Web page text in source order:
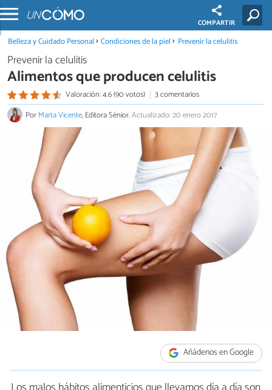
COMPARTIR
Belleza y Cuidado Personal Condiciones de la piel Prevenir la celulitis
Prevenir la celulitis
Alimentos que producen celulitis
Valoración: 4.6 (90 votos)
3 comentarios
PorMarta Vicente, Editora Sénior.Actualizado: 20 enero 2017
Añádenos en Google